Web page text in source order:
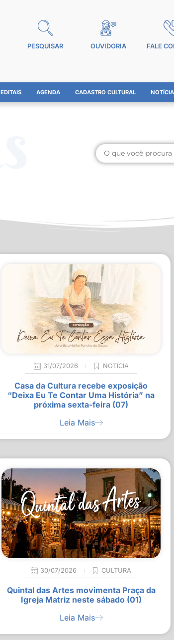
PESQUISAR OUVIDORIA FALE
EDITAIS AGENDA CADASTRO CULTURAL
31/07/2026 NOTÍCIA
Casa da Cultura recebe exposição
“Deixa Eu Te Contar Uma História” na
próxima sexta-feira (07)
Leia Mais
30/07/2026 CULTURA
Quintal das Artes movimenta Praça da
Igreja Matriz neste sábado (01)
Leia Mais